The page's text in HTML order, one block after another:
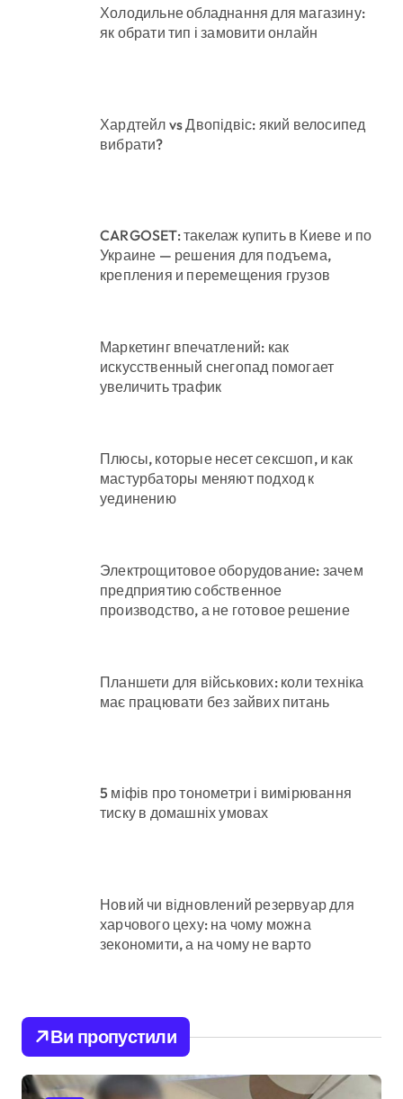
Холодильне обладнання для магазину:
як обрати тип і замовити онлайн
Хардтейл vs Двопідвіс: який велосипед
вибрати?
CARGOSET: такелаж купить в Киеве и по
Украине — решения для подъема,
крепления и перемещения грузов
Маркетинг впечатлений: как
искусственный снегопад помогает
увеличить трафик
Плюсы, которые несет сексшоп, и как
мастурбаторы меняют подход к
уединению
Электрощитовое оборудование: зачем
предприятию собственное
производство, а не готовое решение
Планшети для військових: коли техніка
має працювати без зайвих питань
5 міфів про тонометри і вимірювання
тиску в домашніх умовах
Новий чи відновлений резервуар для
харчового цеху: на чому можна
зекономити, а на чому не варто
Ви пропустили